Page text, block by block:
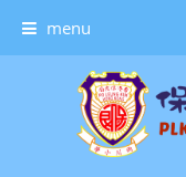
menu